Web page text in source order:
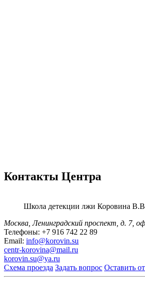
Контакты Центра
Школа детекции лжи Коровина
Москва, Ленинградский проспект, д. 7,
Телефоны: +7 916 742 22 89
Email: info@korovin.su
centr-korovina@mail.ru
korovin.su@ya.ru
Схема проезда Задать вопрос Оставить